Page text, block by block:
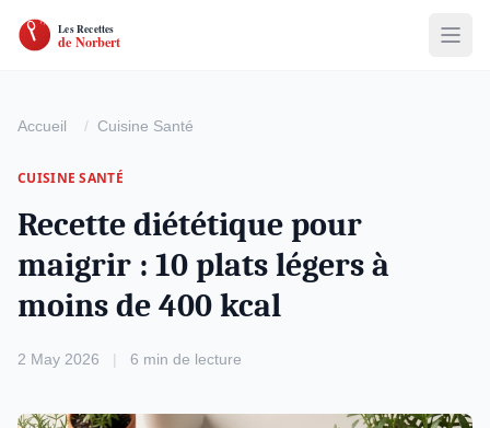
Accueil Cuisine Santé
CUISINE SANTÉ
Recette diététique pour
maigrir : 10 plats légers à
moins de 400 kcal
2 May 2026 | 6 min de lecture